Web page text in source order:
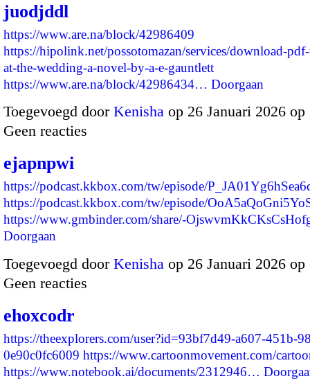
juodjddl
https://www.are.na/block/42986409
https://hipolink.net/possotomazan/services/download-
at-the-wedding-a-novel-by-a-e-gauntlett
https://www.are.na/block/42986434… Doorgaan
Toegevoegd door Kenisha op 26 Januari 2026
Geen reacties
ejapnpwi
https://podcast.kkbox.com/tw/episode/
https://podcast.kkbox.com/tw/episode/
https://www.gmbinder.com/share/-
Doorgaan
Toegevoegd door Kenisha op 26 Januari 2026
Geen reacties
ehoxcodr
https://theexplorers.com/user?id=93bf7d49-a607-451b-
0e90c0fc6009 https://www.cartoonmovement.com/
https://www.notebook.ai/documents/2312946…